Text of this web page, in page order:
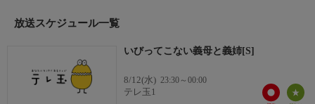
いはず・・・どんな仕打ちも受け入れましょう──！！』覚悟を
びってこない」！？優しくて温かい新しい家族との
放送スケジュール一覧
いびってこない義母と義姉[S]
8/12(水) 23:30～00:00
テレ玉1